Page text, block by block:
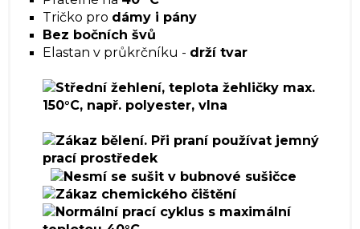
Tričko pro dámy i pány
Bez bočních švů
Elastan v průkrčníku - drží tvar